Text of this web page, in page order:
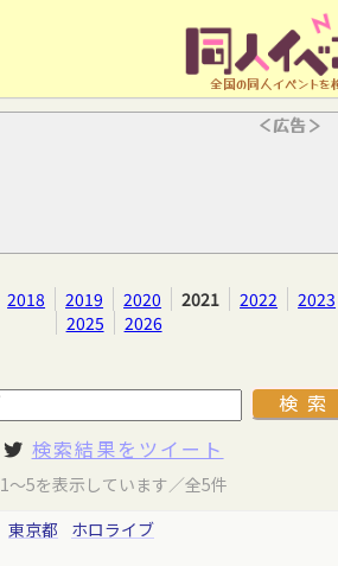
全国の同人イベントを
＜広告＞
2018 2019 2020 2021 2022 2023
2025
2026
検索結果をツイート
1～5を表示しています／全5件
東京都 ホロライブ